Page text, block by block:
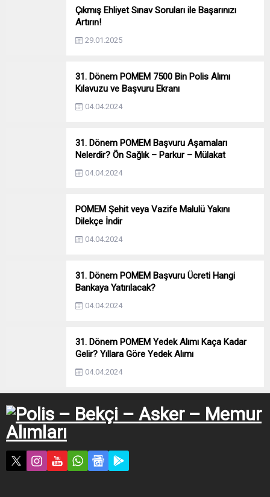
Çıkmış Ehliyet Sınav Soruları ile Başarınızı
Artırın!
29.01.2025
31. Dönem POMEM 7500 Bin Polis Alımı
Kılavuzu ve Başvuru Ekranı
04.04.2024
31. Dönem POMEM Başvuru Aşamaları
Nelerdir? Ön Sağlık – Parkur – Mülakat
04.04.2024
POMEM Şehit veya Vazife Malulü Yakını
Dilekçe İndir
04.04.2024
31. Dönem POMEM Başvuru Ücreti Hangi
Bankaya Yatırılacak?
04.04.2024
31. Dönem POMEM Yedek Alımı Kaça Kadar
Gelir? Yıllara Göre Yedek Alımı
04.04.2024